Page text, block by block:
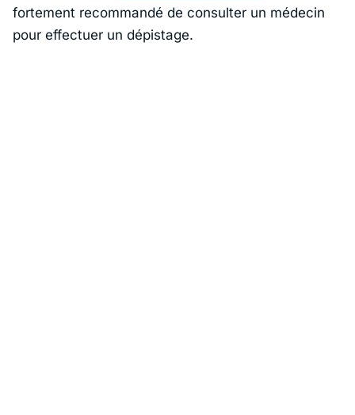
fortement recommandé de consulter un médecin
pour effectuer un dépistage.